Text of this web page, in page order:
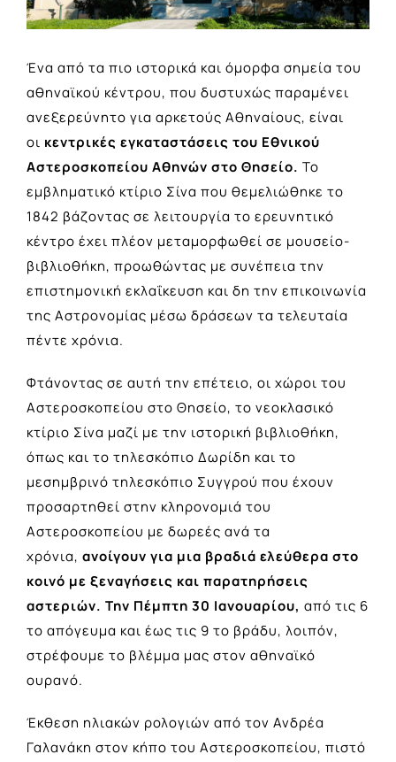
Ένα από τα πιο ιστορικά και όμορφα σημεία του
αθηναϊκού κέντρου, που δυστυχώς παραμένει
ανεξερεύνητο για αρκετούς Αθηναίους, είναι
οι κεντρικές εγκαταστάσεις του Εθνικού
Αστεροσκοπείου Αθηνών στο Θησείο. Το
εμβληματικό κτίριο Σίνα που θεμελιώθηκε το
1842 βάζοντας σε λειτουργία το ερευνητικό
κέντρο έχει πλέον μεταμορφωθεί σε μουσείο-
βιβλιοθήκη, προωθώντας με συνέπεια την
επιστημονική εκλαΐκευση και δη την επικοινωνία
της Αστρονομίας μέσω δράσεων τα τελευταία
πέντε χρόνια.
Φτάνοντας σε αυτή την επέτειο, οι χώροι του
Αστεροσκοπείου στο Θησείο, το νεοκλασικό
κτίριο Σίνα μαζί με την ιστορική βιβλιοθήκη,
όπως και το τηλεσκόπιο Δωρίδη και το
μεσημβρινό τηλεσκόπιο Συγγρού που έχουν
προσαρτηθεί στην κληρονομιά του
Αστεροσκοπείου με δωρεές ανά τα
χρόνια, ανοίγουν για μια βραδιά ελεύθερα στο
κοινό με ξεναγήσεις και παρατηρήσεις
αστεριών. Την Πέμπτη 30 Ιανουαρίου, από τις 6
το απόγευμα και έως τις 9 το βράδυ, λοιπόν,
στρέφουμε το βλέμμα μας στον αθηναϊκό
ουρανό.
Έκθεση ηλιακών ρολογιών από τον Ανδρέα
Γαλανάκη στον κήπο του Αστεροσκοπείου, πιστό